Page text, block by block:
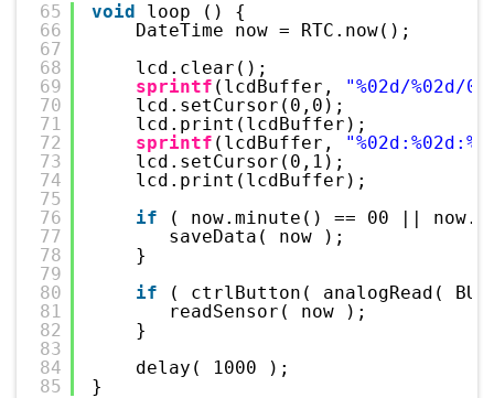
65
66
67
68
69
70
71
72
73
74
75
76
77
78
79
80
81
82
83
84
85
void
loop () {
DateTime now = RTC.now();
lcd.clear();
sprintf (lcdBuffer,
"%02d/%02d/
lcd.setCursor(0,0);
lcd.print(lcdBuffer);
sprintf (lcdBuffer,
lcd.setCursor(0,1);
lcd.print(lcdBuffer);
if
( now.minute() == 00 ||
saveData( now );
}
if
( ctrlButton( analogRead(
readSensor( now );
}
delay( 1000 );
}